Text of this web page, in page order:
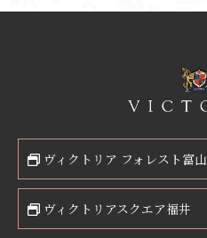
ヴィクトリア フォレスト富山
ヴィクトリアスクエア福井